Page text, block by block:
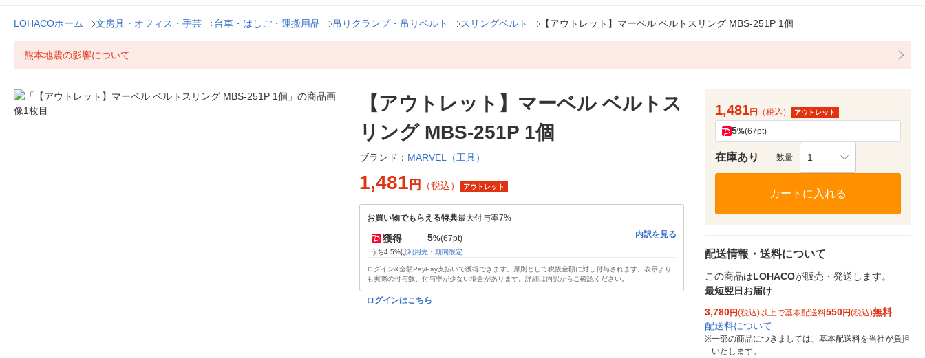
LOHACOホーム 文房具・オフィス・手芸 台車・はしご・運搬用品 吊りクランプ・吊りベルト スリングベルト 【アウトレット】マーベル ベルトスリング MBS-251P 1個
熊本地震の影響について
【アウトレット】マーベル ベルトス
リング MBS-251P 1個
ブランド： MARVEL（工具）
1,481 円 （税込） アウトレット
お買い物でもらえる特典最大付与率7%
獲得 5%(67pt)
うち4.5%は利用先・期間限定
内訳を見る
ログイン&全額PayPay支払いで獲得できます。原則として税抜金額に対し付与されます。表示より
も実際の付与数、付与率が少ない場合があります。詳細は内訳からご確認ください。
ログインはこちら
1,481円 （税込） アウトレット
5%(67pt)
在庫あり 数量 1
カートに入れる
配送情報・送料について
この商品はLOHACOが販売・発送します。
最短翌日お届け
3,780円(税込)以上で基本配送料550円(税込)無料
配送料について
※一部の商品につきましては、基本配送料を当社が負担
いたします。